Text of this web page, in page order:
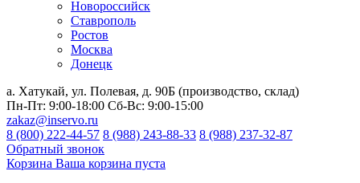
Новороссийск
Ставрополь
Ростов
Москва
Донецк
а. Хатукай, ул. Полевая, д. 90Б (производство, склад)
Пн-Пт: 9:00-18:00 Сб-Вс: 9:00-15:00
zakaz@inservo.ru
8 (800) 222-44-57 8 (988) 243-88-33 8 (988) 237-32-87
Обратный звонок
Корзина Ваша корзина пуста